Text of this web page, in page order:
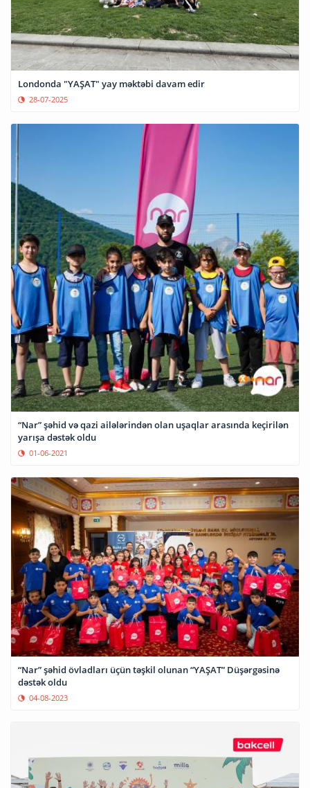
Londonda "YAŞAT" yay məktəbi davam edir
28-07-2025
“Nar” şəhid və qazi ailələrindən olan uşaqlar arasında keçirilən
yarışa dəstək oldu
01-06-2021
“Nar” şəhid övladları üçün təşkil olunan “YAŞAT” Düşərgəsinə
dəstək oldu
04-08-2023